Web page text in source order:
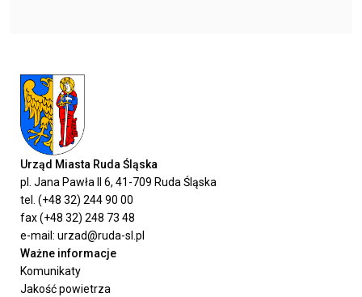
Urząd Miasta Ruda Śląska
pl. Jana Pawła II 6, 41-709 Ruda Śląska
tel. (+48 32) 244 90 00
fax (+48 32) 248 73 48
e-mail: urzad@ruda-sl.pl
Ważne informacje
Komunikaty
Jakość powietrza